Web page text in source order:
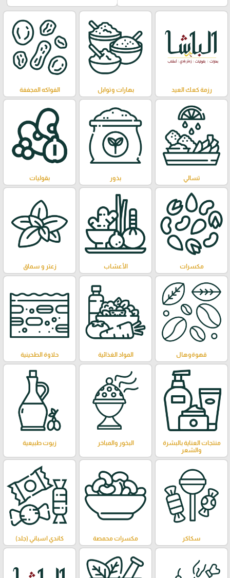
رزمة كعك العيد بهارات وتوابل الفواكه المجففة
تسالي بذور بقوليات
مكسرات الأعشاب زعتر و سماق
قهوةوهال المواد الغذائية حلاوة الطحينية
منتجات العناية بالبشرة
والشعر
البخور والمباخر زيوت طبيعية
سكاكر مكسرات محمصة كاندي اسباني (جلد)